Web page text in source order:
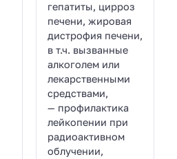
гепатиты, цирроз
печени, жировая
дистрофия печени,
в т.ч. вызванные
алкоголем или
лекарственными
средствами,
— профилактика
лейкопении при
радиоактивном
облучении,